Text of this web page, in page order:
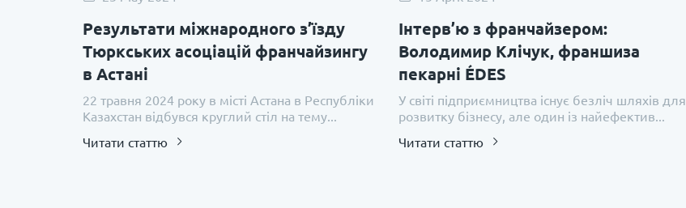
Результати міжнародного з’їзду
Тюркських асоціацій франчайзингу
в Астані
22 травня 2024 року в місті Астана в Республіки
Казахстан відбувся круглий стіл на тему...
Читати статтю
Інтерв’ю з франчайзером:
Володимир Клічук, франшиза
пекарні ÉDES
У світі підприємництва існує безліч шляхів для
розвитку бізнесу, але один із найефектив...
Читати статтю